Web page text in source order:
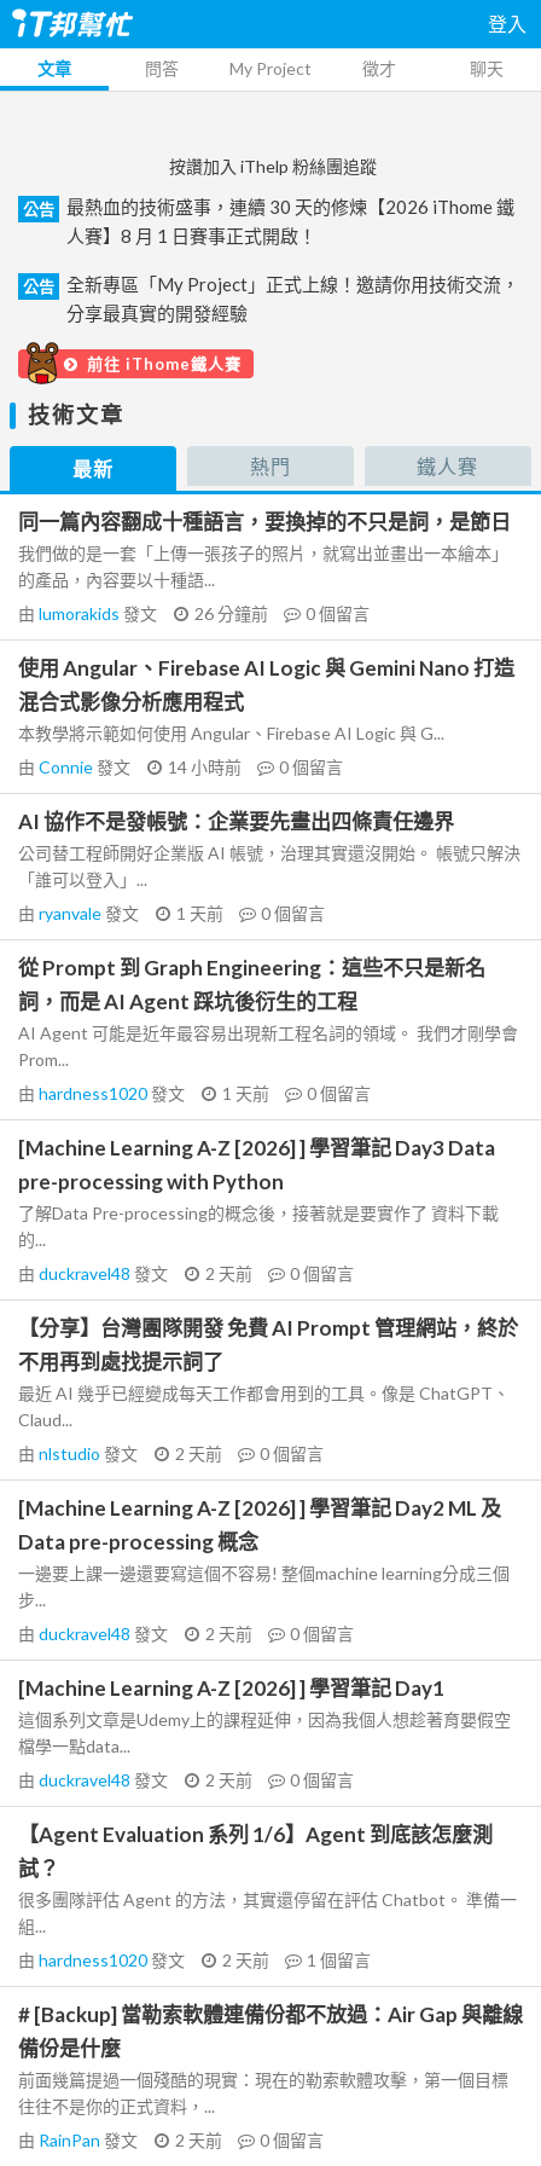
登入
文章 問答 My Project 徵才 聊天
按讚加入 iThelp 粉絲團追蹤
公告
最熱血的技術盛事，連續 30 天的修煉【2026 iThome 鐵
人賽】8 月 1 日賽事正式開啟！
公告
全新專區「My Project」正式上線！邀請你用技術交流，
分享最真實的開發經驗
前往 iThome鐵人賽
技術文章
最新 熱門 鐵人賽
同一篇內容翻成十種語言，要換掉的不只是詞，是節日
我們做的是一套「上傳一張孩子的照片，就寫出並畫出一本繪本」
的產品，內容要以十種語...
由 lumorakids 發文 26 分鐘前 0個留言
使用 Angular、Firebase AI Logic 與 Gemini Nano 打造
混合式影像分析應用程式
本教學將示範如何使用 Angular、Firebase AI Logic 與 G...
由 Connie發文 14 小時前 0個留言
AI 協作不是發帳號：企業要先畫出四條責任邊界
公司替工程師開好企業版 AI 帳號，治理其實還沒開始。 帳號只解決
「誰可以登入」...
由 ryanvale發文 1 天前 0個留言
從 Prompt 到 Graph Engineering：這些不只是新名
詞，而是 AI Agent 踩坑後衍生的工程
AI Agent 可能是近年最容易出現新工程名詞的領域。 我們才剛學會
Prom...
由 hardness1020發文 1 天前 0個留言
[Machine Learning A-Z [2026] ] 學習筆記 Day3 Data
pre-processing with Python
了解Data Pre-processing的概念後，接著就是要實作了 資料下載
的...
由 duckravel48 發文 2 天前 0個留言
【分享】台灣團隊開發 免費 AI Prompt 管理網站，終於
不用再到處找提示詞了
最近 AI 幾乎已經變成每天工作都會用到的工具。像是 ChatGPT、
Claud...
由 nlstudio 發文 2 天前 0個留言
[Machine Learning A-Z [2026] ] 學習筆記 Day2 ML 及
Data pre-processing 概念
一邊要上課一邊還要寫這個不容易! 整個machine learning分成三個
步...
由 duckravel48 發文 2 天前 0個留言
[Machine Learning A-Z [2026] ] 學習筆記 Day1
這個系列文章是Udemy上的課程延伸，因為我個人想趁著育嬰假空
檔學一點data...
由 duckravel48 發文 2 天前 0個留言
【Agent Evaluation 系列 1/6】Agent 到底該怎麼測
試？
很多團隊評估 Agent 的方法，其實還停留在評估 Chatbot。 準備一
組...
由 hardness1020發文 2 天前 1 個留言
# [Backup] 當勒索軟體連備份都不放過：Air Gap 與離線
備份是什麼
前面幾篇提過一個殘酷的現實：現在的勒索軟體攻擊，第一個目標
往往不是你的正式資料，...
由 RainPan 發文 2 天前 0個留言